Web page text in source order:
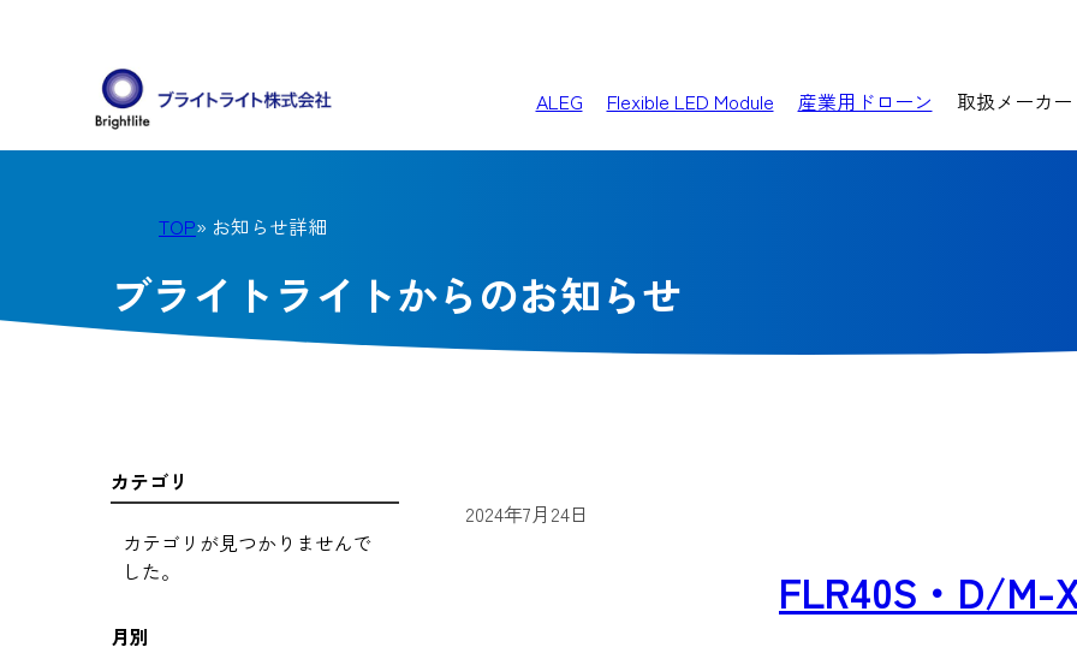
ALEG Flexible LED Module 産業用ドローン 取扱メーカー
TOP» お知らせ詳細
ブライトライトからのお知らせ
2024年7月24日
FLR40S・D/M-
カテゴリ
カテゴリが見つかりませんで
した。
月別